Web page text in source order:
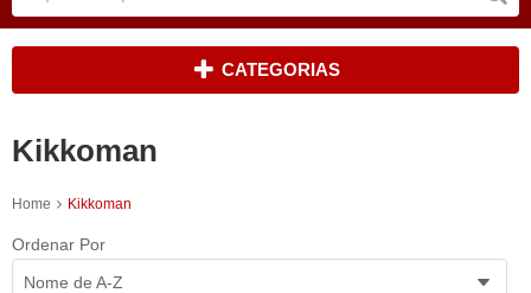
CATEGORIAS
Kikkoman
Home Kikkoman
Ordenar Por
Nome de A-Z